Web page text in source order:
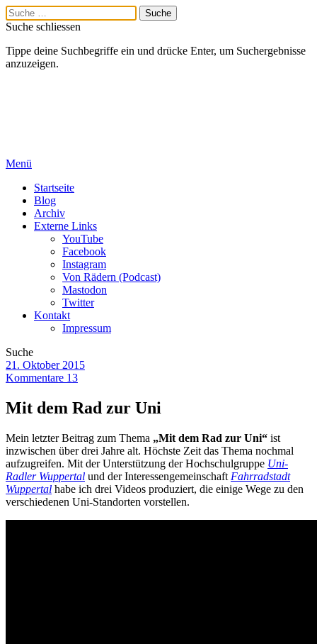
Suche schliessen
Tippe deine Suchbegriffe ein und drücke Enter, um Suchergebnisse
anzuzeigen.
Menü
Startseite
Blog
Archiv
Externe Links
YouTube
Facebook
Instagram
Von Rädern (Podcast)
Mastodon
Twitter
Kontakt
Impressum
Suche
21. Oktober 2015
Kommentare 13
Mit dem Rad zur Uni
Mein letzter Beitrag zum Thema „Mit dem Rad zur Uni“ ist
inzwischen über drei Jahre alt. Höchste Zeit das Thema nochmal
aufzugreifen. Mit der Unterstützung der Hochschulgruppe Uni-
Radler Wuppertal und der Interessengemeinschaft Fahrradstadt
Wuppertal habe ich drei Videos produziert, die einige Wege zu den
verschiedenen Uni-Standorten vorstellen.